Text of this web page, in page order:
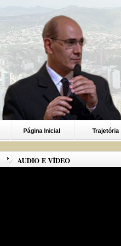
Página Inicial Trajetória
AUDIO E VÍDEO